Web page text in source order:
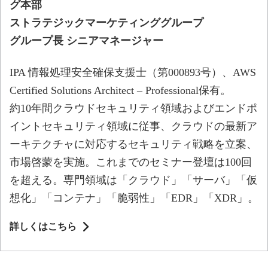
グ本部
ストラテジックマーケティンググループ
グループ長 シニアマネージャー
IPA 情報処理安全確保支援士（第000893号）、AWS
Certified Solutions Architect – Professional保有。
約10年間クラウドセキュリティ領域およびエンドポ
イントセキュリティ領域に従事、クラウドの最新ア
ーキテクチャに対応するセキュリティ戦略を立案、
市場啓蒙を実施。これまでのセミナー登壇は100回
を超える。専門領域は「クラウド」「サーバ」「仮
想化」「コンテナ」「脆弱性」「EDR」「XDR」。
詳しくはこちら